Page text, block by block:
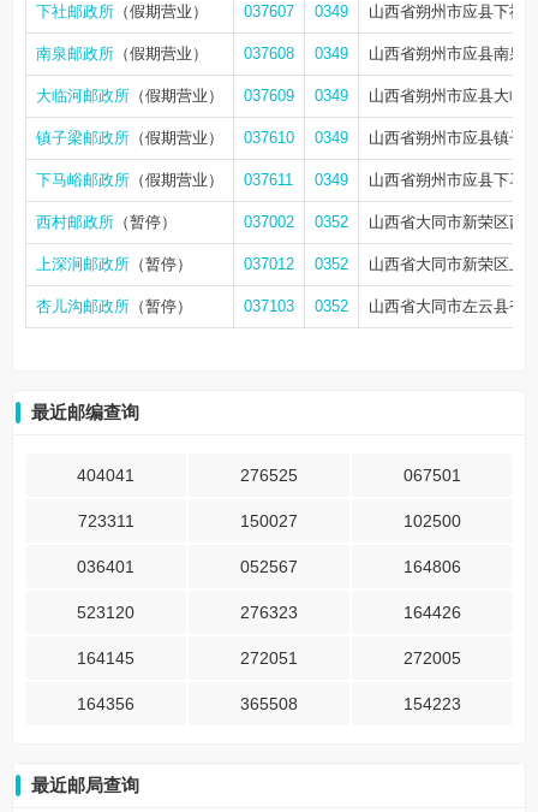
下社邮政所 （假期营业） 037607 0349 山西省朔州市应县下社
南泉邮政所 （假期营业） 037608 0349 山西省朔州市应县南泉
大临河邮政所 （假期营业） 037609 0349 山西省朔州市应县大临
镇子梁邮政所 （假期营业） 037610 0349 山西省朔州市应县镇子
下马峪邮政所 （假期营业） 037611 0349 山西省朔州市应县下马
西村邮政所 （暂停） 037002 0352 山西省大同市新荣区西
上深涧邮政所 （暂停） 037012 0352 山西省大同市新荣区上
杏儿沟邮政所 （暂停） 037103 0352 山西省大同市左云县杏
最近邮编查询
404041 276525 067501
723311 150027 102500
036401 052567 164806
523120 276323 164426
164145 272051 272005
164356 365508 154223
最近邮局查询